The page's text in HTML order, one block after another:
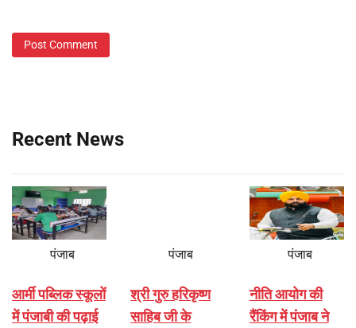
Recent News
पंजाब
आर्मी पब्लिक स्कूलों
में पंजाबी की पढ़ाई
पंजाब
श्री गुरु हरिकृष्ण
साहिब जी के
पंजाब
नीति आयोग की
रैंकिंग में पंजाब ने